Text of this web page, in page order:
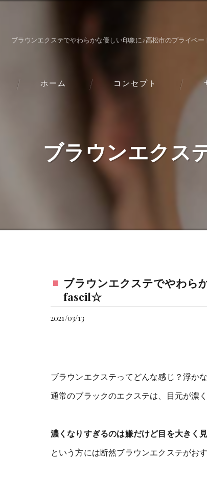
ブラウンエクステでやわらかな優しい印象に♪高松市のプライベ
ホーム コンセプト
ブラウンエクス
ブラウンエクステでやわら
fascil☆
2021/03/13
ブラウンエクステってどんな感じ？浮か
通常のブラックのエクステは、目元が濃
濃くなりすぎるのは嫌だけど目を大きく
という方には断然ブラウンエクステがお